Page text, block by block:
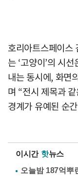
호리아트스페이스
는 ‘고양이’의 시
내는 동시에, 화면
며 “전시 제목과
경계가 유예된 순
이시간 핫뉴스